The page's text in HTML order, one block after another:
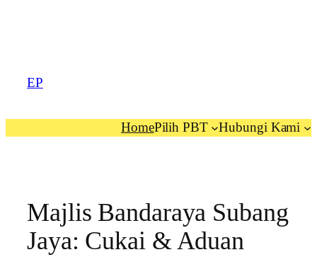
EP
HomePilih PBT Hubungi Kami
Majlis Bandaraya Subang
Jaya: Cukai & Aduan